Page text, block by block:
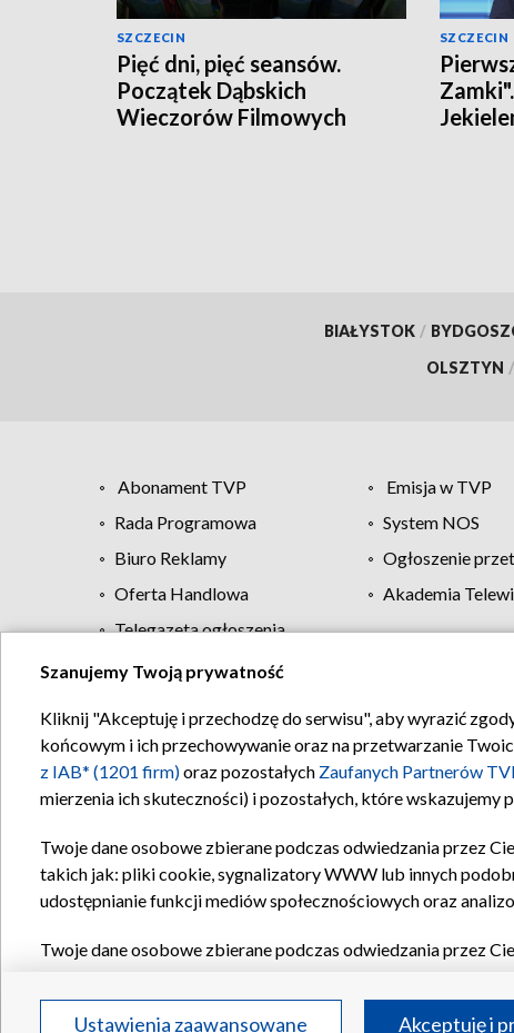
SZCZECIN
Pięć dni, pięć seansów.
Początek Dąbskich
Wieczorów Filmowych
SZCZECIN
BIAŁYSTOK /
OLSZTYN /
Abonament TVP Emisja w TVP
Rada Programowa
System NOS
Biuro Reklamy
Ogłoszenie
Oferta Handlowa
Akademia
Telegazeta ogłoszenia
Regulamin TVP
Szanujemy Twoją prywatność
Kliknij "Akceptuję i przechodzę do serwisu", aby wyrazić
końcowym i ich przechowywanie oraz na przetwarzanie
z IAB* (1201 firm)oraz pozostałych Zaufanych Partnerów
mierzenia ich skuteczności) i pozostałych, które
Twoje dane osobowe zbierane podczas odwiedzania przez
takich jak: pliki cookie, sygnalizatory WWW lub innych
udostępnianie funkcji mediów społecznościowych oraz
Twoje dane osobowe zbierane podczas odwiedzania przez
Partnerów TVPdla realizacji następujących celów i funkcji:
Ustawienia zaawansowane Akceptuję i